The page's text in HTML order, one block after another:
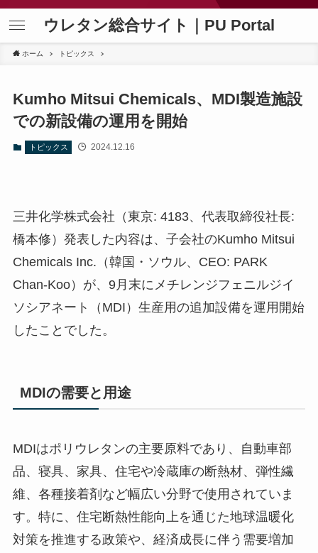
ウレタン総合サイト｜PU Portal
ホーム トピックス
Kumho Mitsui Chemicals、MDI製造施設
での新設備の運用を開始
トピックス 2024.12.16
三井化学株式会社（東京: 4183、代表取締役社長:
橋本修）発表した内容は、子会社のKumho Mitsui
Chemicals Inc.（韓国・ソウル、CEO: PARK
Chan-Koo）が、9月末にメチレンジフェニルジイ
ソシアネート（MDI）生産用の追加設備を運用開始
したことでした。
MDIの需要と用途
MDIはポリウレタンの主要原料であり、自動車部
品、寝具、家具、住宅や冷蔵庫の断熱材、弾性繊
維、各種接着剤など幅広い分野で使用されていま
す。特に、住宅断熱性能向上を通じた地球温暖化
対策を推進する政策や、経済成長に伴う需要増加